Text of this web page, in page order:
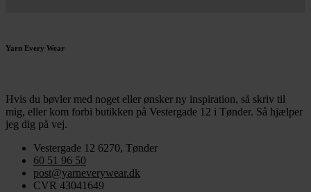
Yarn Every Wear
Hvis du bøvler med noget eller ønsker ny inspiration, så skriv til
mig, eller kom forbi butikken på Vestergade 12 i Tønder. Så hjælper
jeg dig på vej.
Vestergade 12 6270, Tønder
60 51 96 50
post@yarneverywear.dk
CVR 43041649